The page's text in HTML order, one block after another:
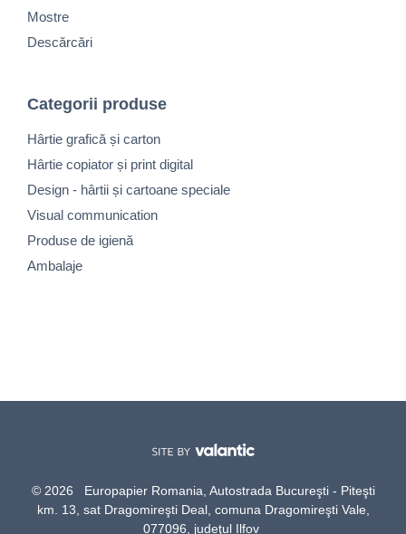
Mostre
Descărcări
Categorii produse
Hârtie grafică și carton
Hârtie copiator și print digital
Design - hârtii și cartoane speciale
Visual communication
Produse de igienă
Ambalaje
© 2026 Europapier Romania, Autostrada Bucureşti - Piteşti
km. 13, sat Dragomireşti Deal, comuna Dragomireşti Vale,
077096, judeţul Ilfov